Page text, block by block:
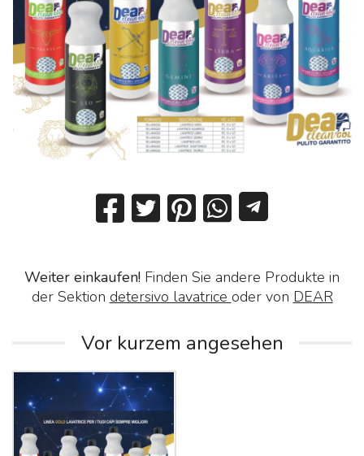
Weiter einkaufen! Finden Sie andere Produkte in
der Sektion detersivo lavatrice oder von DEAR
Vor kurzem angesehen